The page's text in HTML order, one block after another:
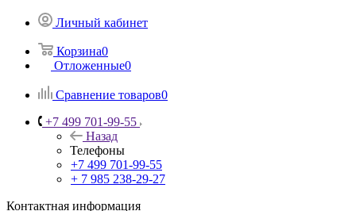
Личный кабинет
Корзина0
Отложенные0
Сравнение товаров0
+7 499 701-99-55
Назад
Телефоны
+7 499 701-99-55
+ 7 985 238-29-27
Контактная информация